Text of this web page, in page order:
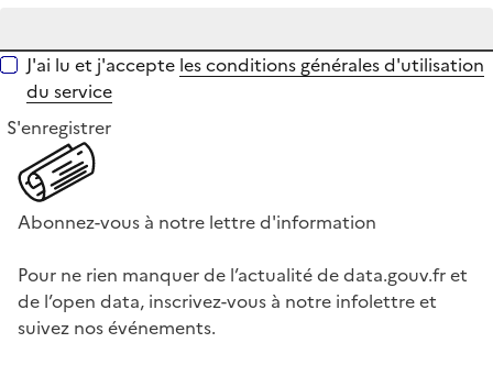
J'ai lu et j'accepte les conditions générales d'utilisation
du service
S'enregistrer
Abonnez-vous à notre lettre d'information
Pour ne rien manquer de l’actualité de data.gouv.fr et
de l’open data, inscrivez-vous à notre infolettre et
suivez nos événements.